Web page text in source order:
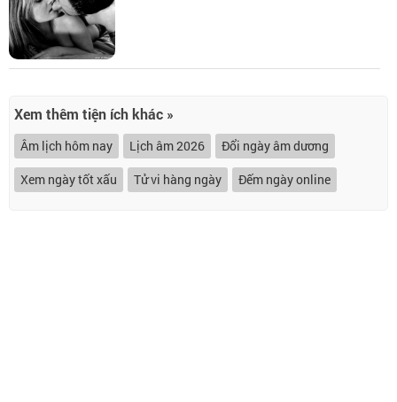
Xem thêm tiện ích khác »
Âm lịch hôm nay Lịch âm 2026
Đổi ngày âm dương
Xem ngày tốt xấu
Tử vi hàng ngày Đếm ngày online